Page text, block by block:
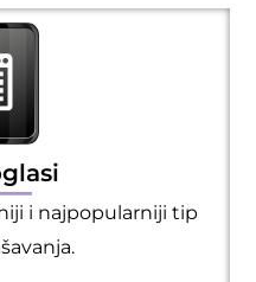
i najpopularniji tip